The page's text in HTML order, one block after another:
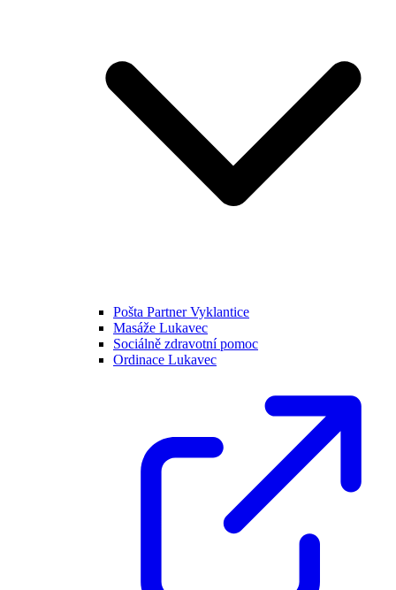
Pošta Partner Vyklantice
Masáže Lukavec
Sociálně zdravotní pomoc
Ordinace Lukavec